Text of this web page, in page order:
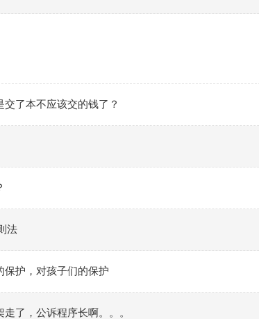
了本不应该交的钱了？
法
保护，对孩子们的保护
了，公诉程序长啊。。。